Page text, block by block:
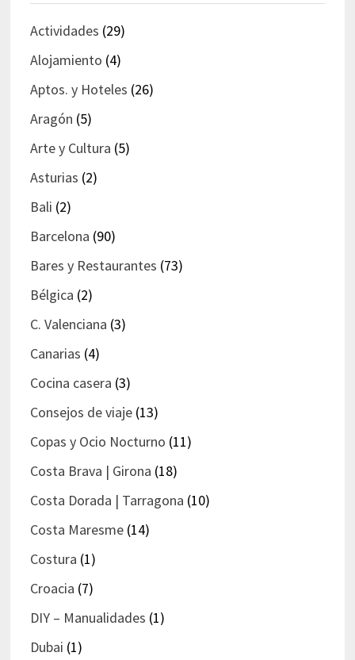
Actividades (29)
Alojamiento (4)
Aptos. y Hoteles (26)
Aragón (5)
Arte y Cultura (5)
Asturias (2)
Bali (2)
Barcelona (90)
Bares y Restaurantes (73)
Bélgica (2)
C. Valenciana (3)
Canarias (4)
Cocina casera (3)
Consejos de viaje(13)
Copas y Ocio Nocturno (11)
Costa Brava | Girona (18)
Costa Dorada | Tarragona (10)
Costa Maresme(14)
Costura (1)
Croacia (7)
DIY – Manualidades (1)
Dubai (1)